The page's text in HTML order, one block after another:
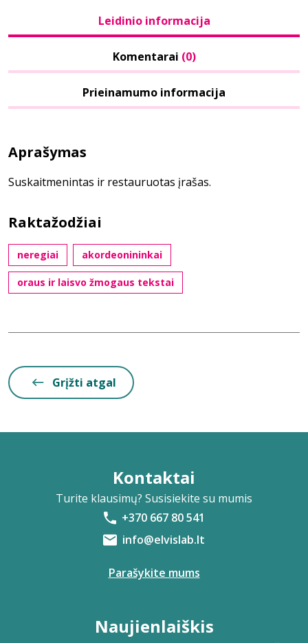
Leidinio informacija
Komentarai (0)
Prieinamumo informacija
Aprašymas
Suskaitmenintas ir restauruotas įrašas.
Raktažodžiai
neregiai akordeonininkai
oraus ir laisvo žmogaus tekstai
Grįžti atgal
Kontaktai
Turite klausimų? Susisiekite su mumis
+370 667 80 541
info@elvislab.lt
Parašykite mums
Naujienlaiškis